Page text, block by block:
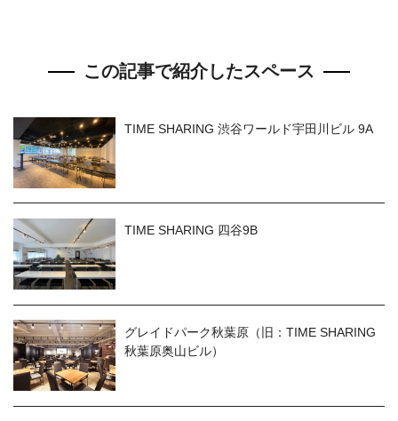
この記事で紹介したスペース
TIME SHARING 渋谷ワールド宇田川ビル 9A
TIME SHARING 四谷9B
グレイドパーク秋葉原（旧：TIME SHARING
秋葉原奥山ビル）